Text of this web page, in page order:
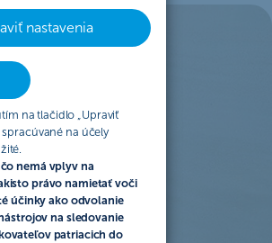
nastavenia
na tlačidlo „Upraviť
na účely
nemá vplyv na
právo namietať voči
účinky ako odvolanie
na sledovanie
patriacich do